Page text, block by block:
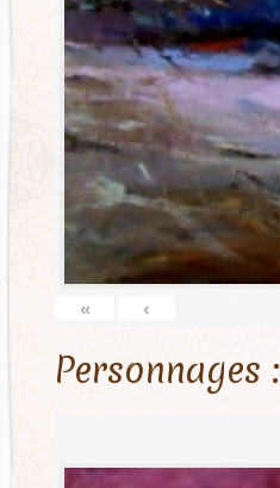
« ‹
Personnages :